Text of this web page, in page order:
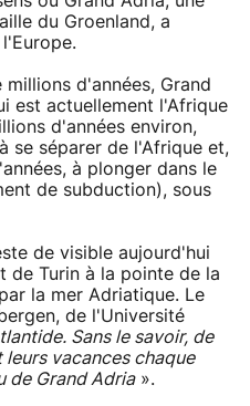
du Groenland, a
millions d'années, Grand
est actuellement l'Afrique
d'années environ,
se séparer de l'Afrique et,
à plonger dans le
de subduction), sous
de visible aujourd'hui
de Turin à la pointe de la
la mer Adriatique. Le
de l'Université
Sans le savoir, de
vacances chaque
de Grand Adria».